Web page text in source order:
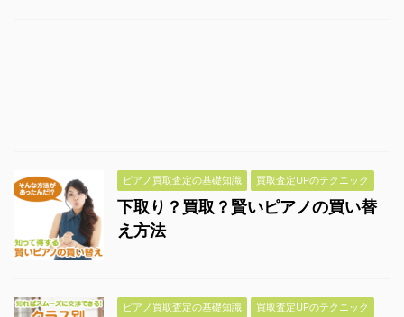
ピアノ買取査定の基礎知識 買取査定UPのテクニック
下取り？買取？賢いピアノの買い替
え方法
ピアノ買取査定の基礎知識 買取査定UPのテクニック